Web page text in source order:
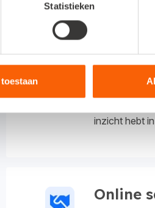
StatistiekenVerstuur ze
Altijd
Betere
inzicht hebt
Online